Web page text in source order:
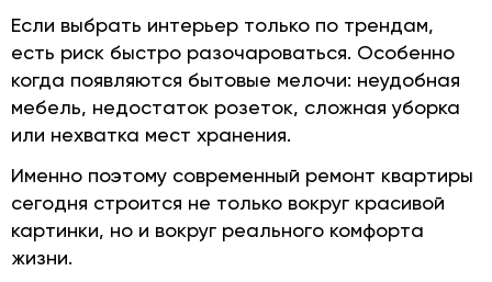
Если выбрать интерьер только по трендам,
есть риск быстро разочароваться. Особенно
когда появляются бытовые мелочи: неудобная
мебель, недостаток розеток, сложная уборка
или нехватка мест хранения.
Именно поэтому современный ремонт квартиры
сегодня строится не только вокруг красивой
картинки, но и вокруг реального комфорта
жизни.